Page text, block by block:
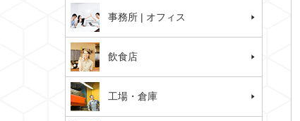
事務所 | オフィス
飲食店
工場・倉庫